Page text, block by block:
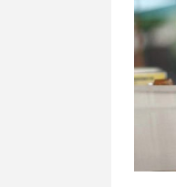
[风景]
[风景]
[风景]
[风景]